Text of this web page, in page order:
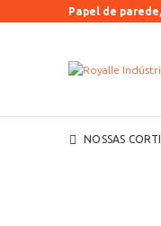
Papel de
NOSSAS